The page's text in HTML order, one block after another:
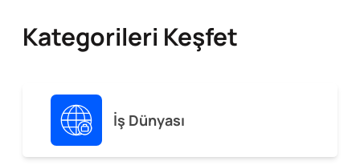
Kategorileri Keşfet
İş Dünyası